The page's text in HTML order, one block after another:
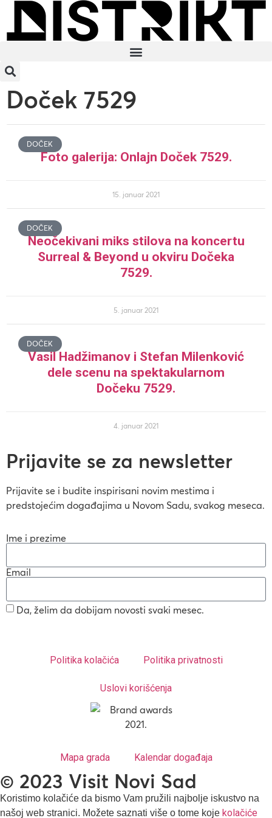
Doček 7529
DOČEK
Foto galerija: Onlajn Doček 7529.
15. januar 2021
DOČEK
Neočekivani miks stilova na koncertu
Surreal & Beyond u okviru Dočeka
7529.
5. januar 2021
DOČEK
Vasil Hadžimanov i Stefan Milenković
dele scenu na spektakularnom
Dočeku 7529.
4. januar 2021
Prijavite se za newsletter
Prijavite se i budite inspirisani novim mestima i
predstojećim događajima u Novom Sadu, svakog meseca.
Ime i prezime
Email
Da, želim da dobijam novosti svaki mesec.
Politika kolačića Politika privatnosti
Uslovi korišćenja
Mapa grada Kalendar događaja
© 2023 Visit Novi Sad
Koristimo kolačiće da bismo Vam pružili najbolje iskustvo na
našoj web stranici. Možete saznati više o tome koje kolačiće